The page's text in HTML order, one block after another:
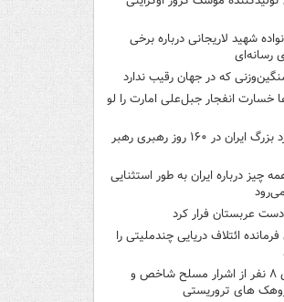
شهید لاریجانی درباره برخی
رسانه‌ای
که در جهان رقیب ندارد
خسارت انفجار جبل‌علی امارت را لو
۶ دستاورد بزرگ ایران در ۱۶۰ روز رهبری رهبر
چیز درباره ایران به طور استثنایی
عربستان فرار کرد
ائتلاف دریایی چندملیتی را
دستگیری ۸ نفر از اشرار مسلح شاخص و
های تروریستی